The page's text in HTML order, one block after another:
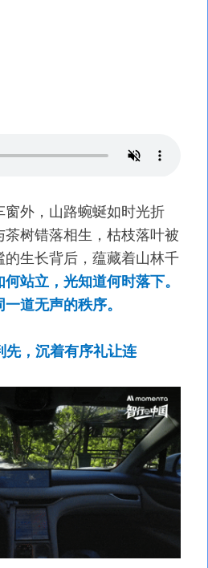
外，山路蜿蜒如时光折
树错落相生，枯枝落叶被
生长背后，蕴藏着山林千
站立，光知道何时落下。
道无声的秩序。
先，沉着有序礼让连